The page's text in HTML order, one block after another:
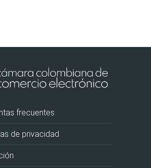
frecuentes
de privacidad